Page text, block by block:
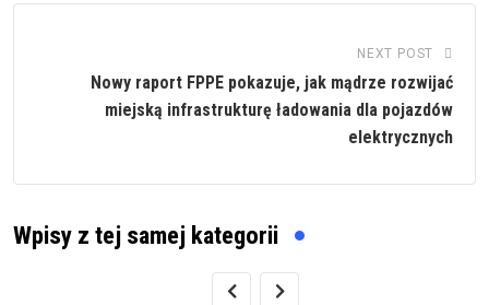
NEXT POST
Nowy raport FPPE pokazuje, jak mądrze rozwijać
miejską infrastrukturę ładowania dla pojazdów
elektrycznych
Wpisy z tej samej kategorii